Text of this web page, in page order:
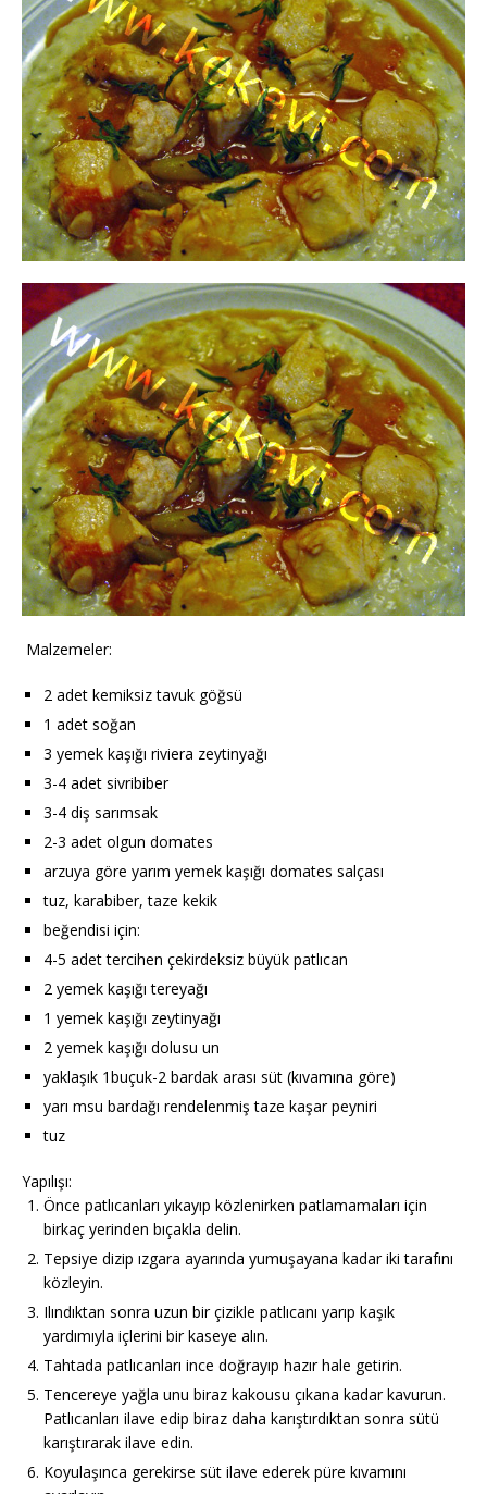
Malzemeler:
2 adet kemiksiz tavuk göğsü
1 adet soğan
3 yemek kaşığı riviera zeytinyağı
3-4 adet sivribiber
3-4 diş sarımsak
2-3 adet olgun domates
arzuya göre yarım yemek kaşığı domates salçası
tuz, karabiber, taze kekik
beğendisi için:
4-5 adet tercihen çekirdeksiz büyük patlıcan
2 yemek kaşığı tereyağı
1 yemek kaşığı zeytinyağı
2 yemek kaşığı dolusu un
yaklaşık 1buçuk-2 bardak arası süt (kıvamına göre)
yarı msu bardağı rendelenmiş taze kaşar peyniri
tuz
Yapılışı:
Önce patlıcanları yıkayıp közlenirken patlamamaları için
birkaç yerinden bıçakla delin.
Tepsiye dizip ızgara ayarında yumuşayana kadar iki tarafını
közleyin.
Ilındıktan sonra uzun bir çizikle patlıcanı yarıp kaşık
yardımıyla içlerini bir kaseye alın.
Tahtada patlıcanları ince doğrayıp hazır hale getirin.
Tencereye yağla unu biraz kakousu çıkana kadar kavurun.
Patlıcanları ilave edip biraz daha karıştırdıktan sonra sütü
karıştırarak ilave edin.
Koyulaşınca gerekirse süt ilave ederek püre kıvamını